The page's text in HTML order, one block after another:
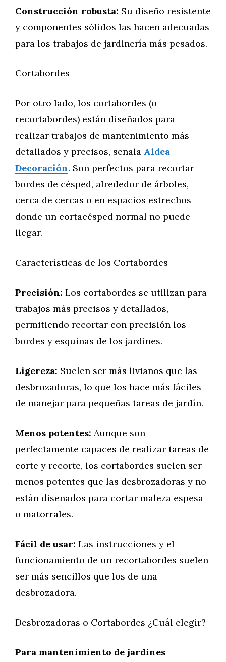
Construcción robusta: Su diseño resistente
y componentes sólidos las hacen adecuadas
para los trabajos de jardinería más pesados.
Cortabordes
Por otro lado, los cortabordes (o
recortabordes) están diseñados para
realizar trabajos de mantenimiento más
detallados y precisos, señala Aldea
Decoración. Son perfectos para recortar
bordes de césped, alrededor de árboles,
cerca de cercas o en espacios estrechos
donde un cortacésped normal no puede
llegar.
Características de los Cortabordes
Precisión: Los cortabordes se utilizan para
trabajos más precisos y detallados,
permitiendo recortar con precisión los
bordes y esquinas de los jardines.
Ligereza: Suelen ser más livianos que las
desbrozadoras, lo que los hace más fáciles
de manejar para pequeñas tareas de jardín.
Menos potentes: Aunque son
perfectamente capaces de realizar tareas de
corte y recorte, los cortabordes suelen ser
menos potentes que las desbrozadoras y no
están diseñados para cortar maleza espesa
o matorrales.
Fácil de usar: Las instrucciones y el
funcionamiento de un recortabordes suelen
ser más sencillos que los de una
desbrozadora.
Desbrozadoras o Cortabordes ¿Cuál elegir?
Para mantenimiento de jardines